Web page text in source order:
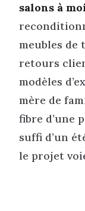
salons à
meubles
retours
modèles
mère de
fibre d’une
suffi d’un
le projet